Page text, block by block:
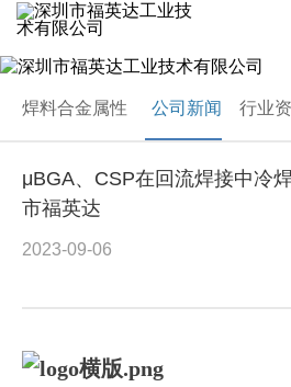
焊料合金属性 公司新闻 行业
μBGA、CSP在回流焊接中冷
市福英达
2023-09-06